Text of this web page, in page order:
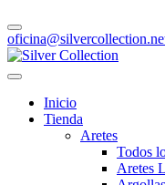
Inicio
Tienda
Aretes
Todos
Aretes